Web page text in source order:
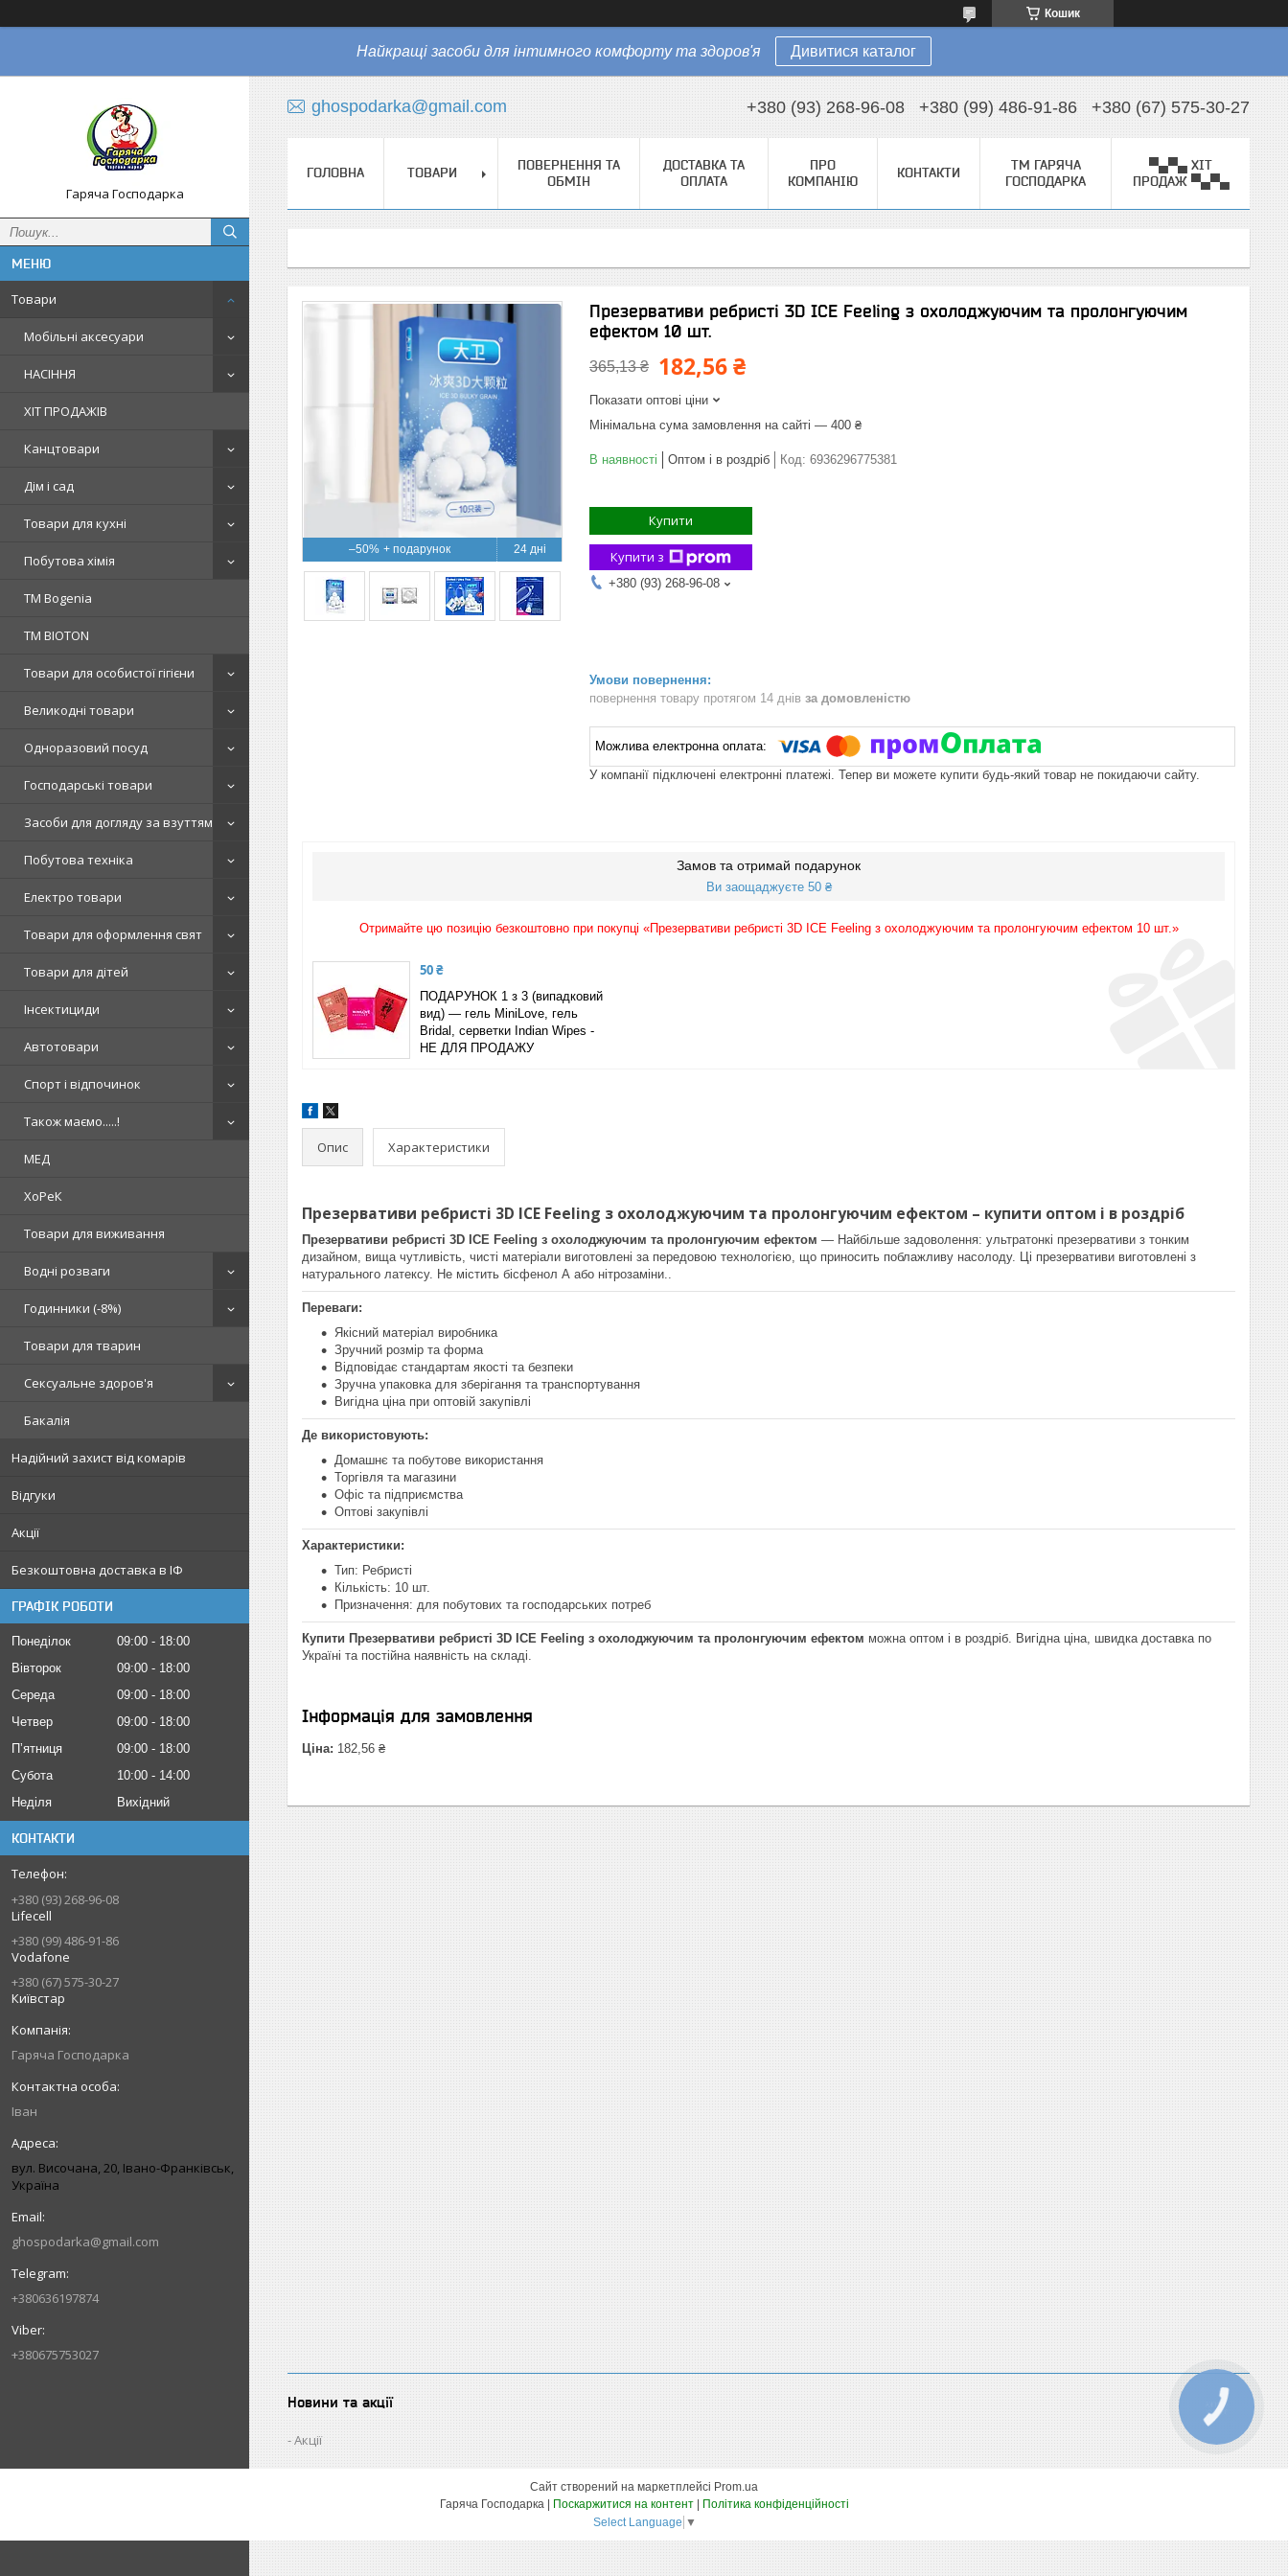
Кошик
Найкращі засоби для інтимного комфорту та здоров'я Дивитися каталог
Гаряча Господарка
Товари
Мобільні аксесуари
НАСІННЯ
ХІТ ПРОДАЖІВ
Канцтовари
Дім і сад
Товари для кухні
Побутова хімія
ТМ Bogenia
ТМ BIOTON
Товари для особистої гігієни
Великодні товари
Одноразовий посуд
Господарські товари
Засоби для догляду за взуттям
Побутова техніка
Електро товари
Товари для оформлення свят
Товари для дітей
Інсектициди
Автотовари
Спорт і відпочинок
Також маємо.....!
МЕД
ХоРеК
Товари для виживання
Водні розваги
Годинники (-8%)
Товари для тварин
Сексуальне здоров'я
Бакалія
Надійний захист від комарів
Відгуки
Акції
Безкоштовна доставка в ІФ
ГРАФІК РОБОТИ
Понеділок 09:00
18:00
Вівторок
09:00
18:00
Середа
09:00
18:00
Четвер
09:00
18:00
Пʼятниця
09:00
18:00
Субота
10:00
14:00
Неділя
Вихідний
КОНТАКТИ
+380 (93) 268-96-08
Lifecell
+380 (99) 486-91-86
Vodafone
+380 (67) 575-30-27
Київстар
Гаряча Господарка
Іван
вул. Височана, 20, Івано-Франківськ,
Україна
ghospodarka@gmail.com
+380636197874
+380675753027
ghospodarka@gmail.com +380 (93) 268-96-08 +380 (99) 486-91-86 +380 (67) 575-30-27
ГОЛОВНА ТОВАРИ
ПОВЕРНЕННЯ ТА
ОБМІН
ДОСТАВКА ТА
ОПЛАТА
ПРО
КОМПАНІЮ
КОНТАКТИ
ТМ ГАРЯЧА
ГОСПОДАРКА
▀▄▀▄ ХІТ
ПРОДАЖ ▀▄▀▄
–50% 24 дні
Презервативи ребристі 3D ICE Feeling з охолоджуючим та пролонгуючим
ефектом 10 шт.
365,13 ₴ 182,56 ₴
Показати оптові ціни
Мінімальна сума замовлення на сайті — 400 ₴
В наявності Оптом і в роздріб Код: 6936296775381
Купити
Купити з
+380 (93) 268-96-08
повернення товару протягом 14 днів за домовленістю
У компанії підключені електронні платежі. Тепер ви можете купити будь-який товар не покидаючи сайту.
Замов та отримай подарунок
Ви заощаджуєте 50 ₴
Отримайте цю позицію безкоштовно при покупці «Презервативи ребристі 3D ICE Feeling з охолоджуючим та пролонгуючим ефектом 10 шт.»
50 ₴
ПОДАРУНОК 1 з 3 (випадковий
вид) — гель MiniLove, гель
Bridal, серветки Indian Wipes -
НЕ ДЛЯ ПРОДАЖУ
Опис Характеристики
Презервативи ребристі 3D ICE Feeling з охолоджуючим та пролонгуючим ефектом – купити оптом і в роздріб
Презервативи ребристі 3D ICE Feeling з охолоджуючим та пролонгуючим ефектом — Найбільше задоволення: ультратонкі презервативи з тонким
дизайном, вища чутливість, чисті матеріали виготовлені за передовою технологією, що приносить поблажливу насолоду. Ці презервативи виготовлені з
натурального латексу. Не містить бісфенол А або нітрозаміни..
Переваги:
Якісний матеріал виробника
Зручний розмір та форма
Відповідає стандартам якості та безпеки
Зручна упаковка для зберігання та транспортування
Вигідна ціна при оптовій закупівлі
Де використовують:
Домашнє та побутове використання
Торгівля та магазини
Офіс та підприємства
Оптові закупівлі
Характеристики:
Тип: Ребристі
Кількість: 10 шт.
Призначення: для побутових та господарських потреб
Купити Презервативи ребристі 3D ICE Feeling з охолоджуючим та пролонгуючим ефектом можна оптом і в роздріб. Вигідна ціна, швидка доставка по
Україні та постійна наявність на складі.
Інформація для замовлення
Ціна: 182,56 ₴
Новини та акції
Акції
Сайт створений на маркетплейсі Prom.ua
Поскаржитися на контент
Політика конфіденційності
Select Language ▼
КНОПКА
ЗВ'ЯЗКУ